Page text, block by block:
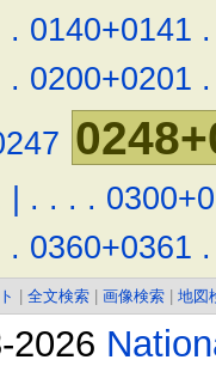
. 0140+0141 .
. 0200+0201 .
| . . . .
. 0360+0361 .
全文検索 画像検索 地図
2026